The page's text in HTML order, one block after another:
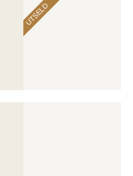
UTSELD